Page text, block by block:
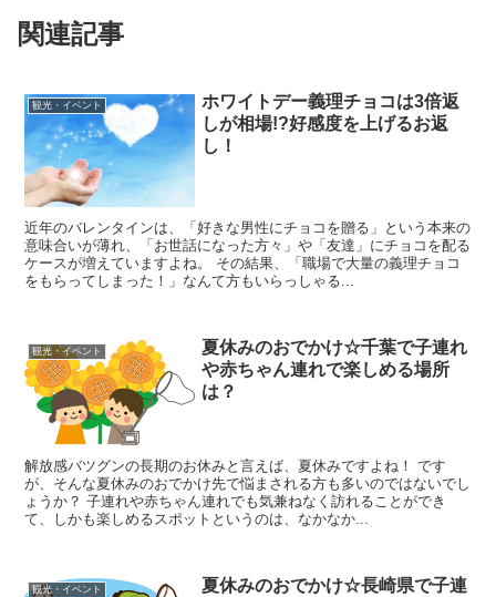
関連記事
観光・イベント
ホワイトデー義理チョコは3倍返
しが相場!?好感度を上げるお返
し！
近年のバレンタインは、「好きな男性にチョコを贈る」という本来の
意味合いが薄れ、「お世話になった方々」や「友達」にチョコを配る
ケースが増えていますよね。 その結果、「職場で大量の義理チョコ
をもらってしまった！」なんて方もいらっしゃる...
観光・イベント
夏休みのおでかけ☆千葉で子連れ
や赤ちゃん連れで楽しめる場所
は？
解放感バツグンの長期のお休みと言えば、夏休みですよね！ です
が、そんな夏休みのおでかけ先で悩まされる方も多いのではないでし
ょうか？ 子連れや赤ちゃん連れでも気兼ねなく訪れることができ
て、しかも楽しめるスポットというのは、なかなか...
観光・イベント
夏休みのおでかけ☆長崎県で子連